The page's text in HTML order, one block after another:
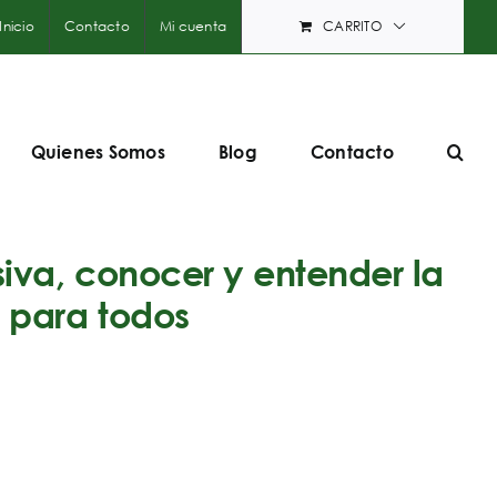
Inicio Contacto Mi cuenta CARRITO
Quienes Somos Blog Contacto
conocer y entender la
todos